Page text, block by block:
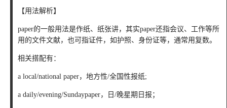
【用法解析】
paper的一般用法是作纸、纸张讲，其实paper还指会议、工作等所
用的文件文献，也可指证件，如护照、身份证等，通常用复数。
相关搭配有：
a local/national paper，地方性/全国性报纸;
a daily/evening/Sundaypaper，日/晚星期日报；